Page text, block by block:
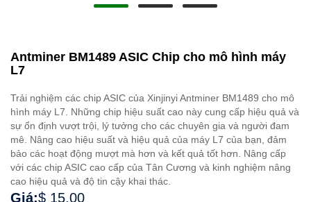
Antminer BM1489 ASIC Chip cho mô hình máy
L7
Trải nghiệm các chip ASIC của Xinjinyi Antminer BM1489 cho mô
hình máy L7. Những chip hiệu suất cao này cung cấp hiệu quả và
sự ổn định vượt trội, lý tưởng cho các chuyên gia và người đam
mê. Nâng cao hiệu suất và hiệu quả của máy L7 của bạn, đảm
bảo các hoạt động mượt mà hơn và kết quả tốt hơn. Nâng cấp
với các chip ASIC cao cấp của Tân Cương và kinh nghiệm nâng
cao hiệu quả và độ tin cậy khai thác.
Giá:$ 15,00